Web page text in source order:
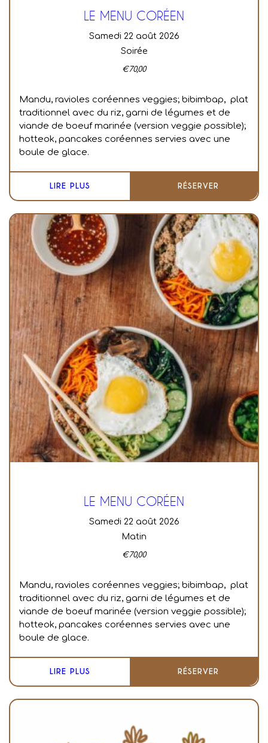
LE MENU CORÉEN
samedi 22 août 2026
Soirée
€70,00
Mandu, ravioles coréennes veggies; bibimbap, plat
traditionnel avec du riz, garni de légumes et de
viande de boeuf marinée (version veggie possible);
hotteok, pancakes coréennes servies avec une
boule de glace.
LIRE PLUS RÉSERVER
LE MENU CORÉEN
samedi 22 août 2026
Matin
€70,00
Mandu, ravioles coréennes veggies; bibimbap, plat
traditionnel avec du riz, garni de légumes et de
viande de boeuf marinée (version veggie possible);
hotteok, pancakes coréennes servies avec une
boule de glace.
LIRE PLUS RÉSERVER